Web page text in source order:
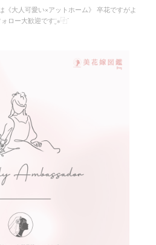
大人可愛い×アットホーム》 卒花ですがよ
ロー大歓迎です¨̮∗⿻ᐝ